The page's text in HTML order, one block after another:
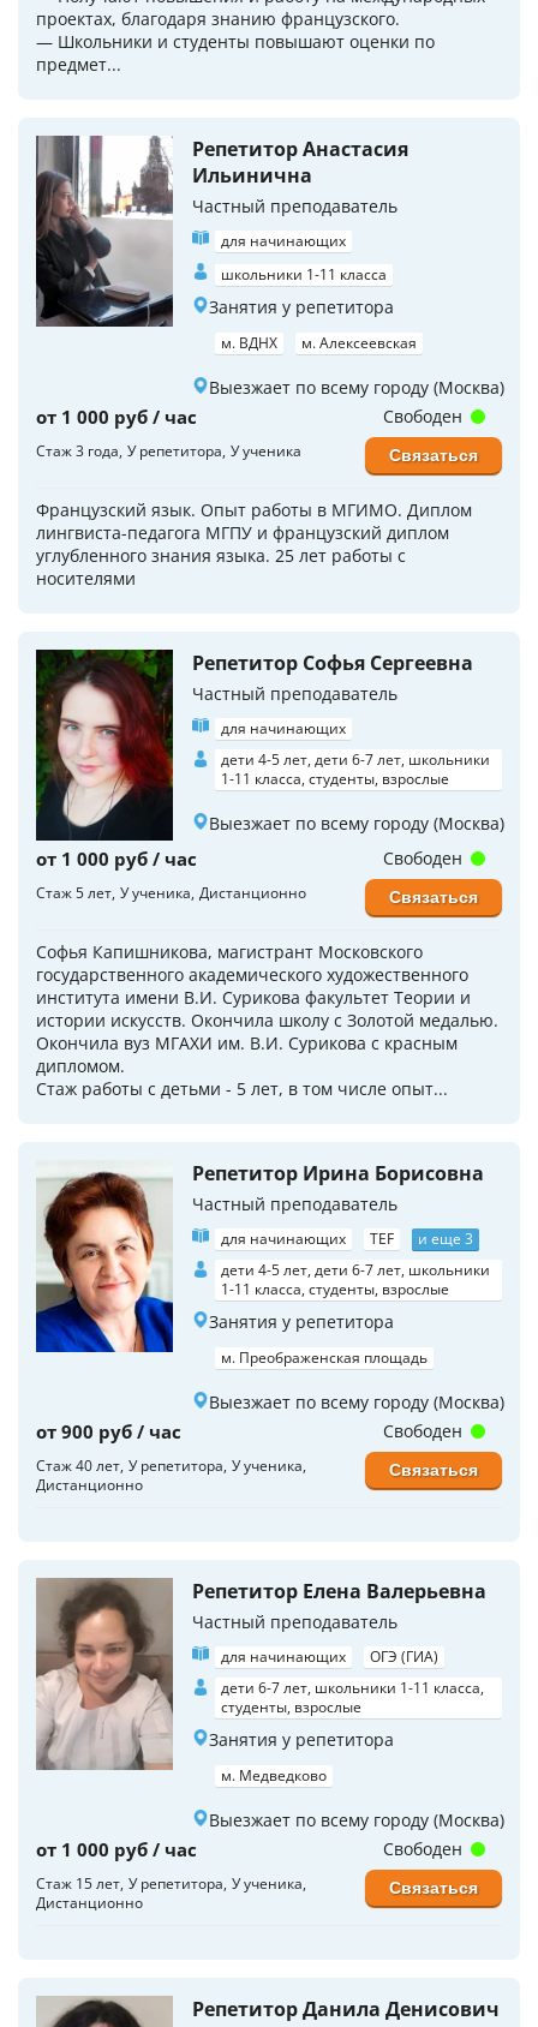
проектах, благодаря знанию французского.
— Школьники и студенты повышают оценки по
предмет...
Репетитор Анастасия
Ильинична
Частный преподаватель
для начинающих
школьники 1-11 класса
Занятия у репетитора
м. ВДНХ м. Алексеевская
Выезжает по всему городу (Москва)
от 1 000 руб / час
Стаж 3 года У репетитора У ученика
Французский язык. Опыт работы в МГИМО. Диплом
лингвиста-педагога МГПУ и французский диплом
углубленного знания языка. 25 лет работы с
носителями
Свободен
Связаться
Репетитор Софья Сергеевна
Частный преподаватель
для начинающих
дети 4-5 лет, дети 6-7 лет, школьники
1-11 класса, студенты, взрослые
Выезжает по всему городу (Москва)
от 1 000 руб / час
Стаж 5 лет У ученика Дистанционно
Софья Капишникова, магистрант Московского
государственного академического художественного
института имени В.И. Сурикова факультет Теории и
истории искусств. Окончила школу с Золотой медалью.
Окончила вуз МГАХИ им. В.И. Сурикова с красным
дипломом.
Стаж работы с детьми - 5 лет, в том числе опыт...
Свободен
Связаться
Репетитор Ирина Борисовна
Частный преподаватель
для начинающих TEF
и еще 3
дети 4-5 лет, дети 6-7 лет, школьники
1-11 класса, студенты, взрослые
Занятия у репетитора
м. Преображенская площадь
Выезжает по всему городу (Москва)
от 900 руб / час
Стаж 40 лет У репетитора У ученика
Дистанционно
Свободен
Связаться
Репетитор Елена Валерьевна
Частный преподаватель
для начинающих
ОГЭ (ГИА)
дети 6-7 лет, школьники 1-11 класса,
студенты, взрослые
Занятия у репетитора
м. Медведково
Выезжает по всему городу (Москва)
от 1 000 руб / час
Стаж 15 лет У репетитора У ученика
Дистанционно
Свободен
Связаться
Репетитор Данила Денисович